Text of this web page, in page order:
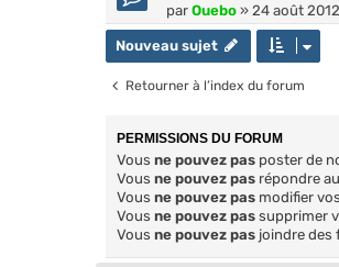
par Ouebo » 24 août
Nouveau sujet
Retourner à l’index du forum
PERMISSIONS DU FORUM
Vous ne pouvez pas poster de
Vous ne pouvez pas répondre
Vous ne pouvez pas modifier
Vous ne pouvez pas supprimer
Vous ne pouvez pas joindre des